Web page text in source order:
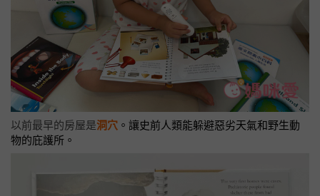
以前最早的房屋是洞穴 。讓史前人類能躲避惡劣天氣和野生動
物的庇護所。